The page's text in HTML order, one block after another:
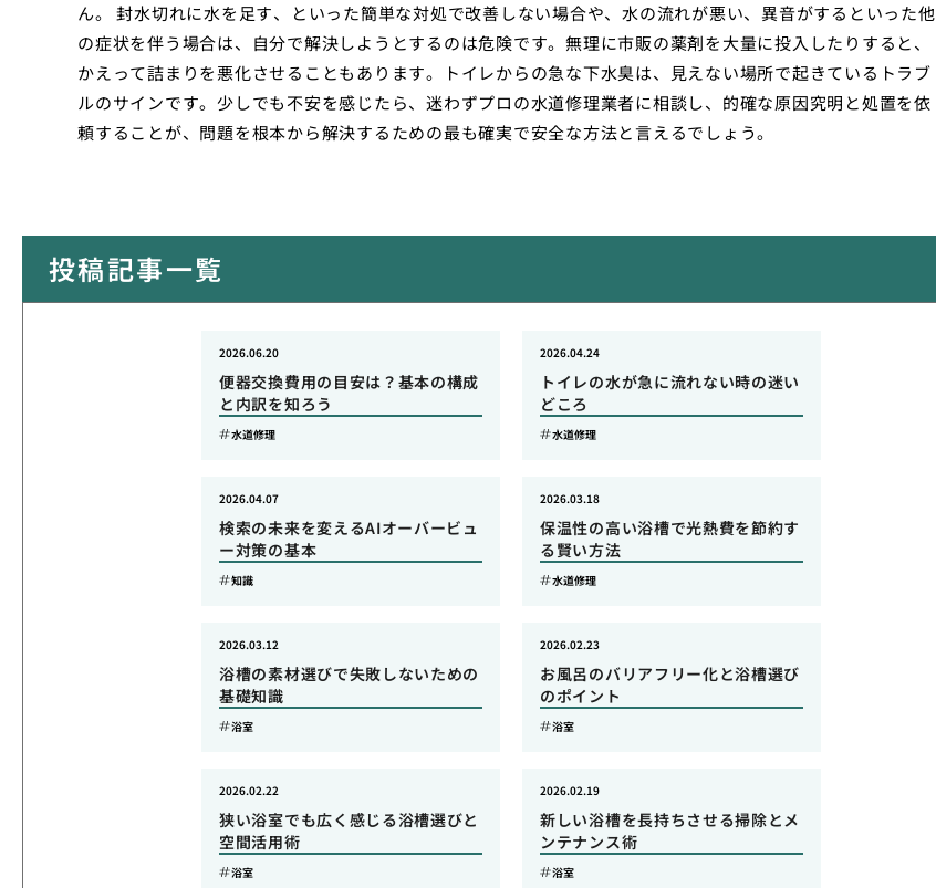
ん。 封水切れに水を足す、といった簡単な対処で改善しない場合や、水の流れが悪い、異音がするといった他
の症状を伴う場合は、自分で解決しようとするのは危険です。無理に市販の薬剤を大量に投入したりすると、
かえって詰まりを悪化させることもあります。トイレからの急な下水臭は、見えない場所で起きているトラブ
ルのサインです。少しでも不安を感じたら、迷わずプロの水道修理業者に相談し、的確な原因究明と処置を依
頼することが、問題を根本から解決するための最も確実で安全な方法と言えるでしょう。
投稿記事一覧
便器交換費用の目安は？基本の構成
と内訳を知ろう
2026.06.20
水道修理
トイレの水が急に流れない時の迷い
どころ
2026.04.24
水道修理
検索の未来を変えるAIオーバービュ
ー対策の基本
2026.04.07
知識
保温性の高い浴槽で光熱費を節約す
る賢い方法
2026.03.18
水道修理
浴槽の素材選びで失敗しないための
基礎知識
2026.03.12
浴室
お風呂のバリアフリー化と浴槽選び
のポイント
2026.02.23
浴室
狭い浴室でも広く感じる浴槽選びと
空間活用術
2026.02.22
浴室
新しい浴槽を長持ちさせる掃除とメ
ンテナンス術
2026.02.19
浴室